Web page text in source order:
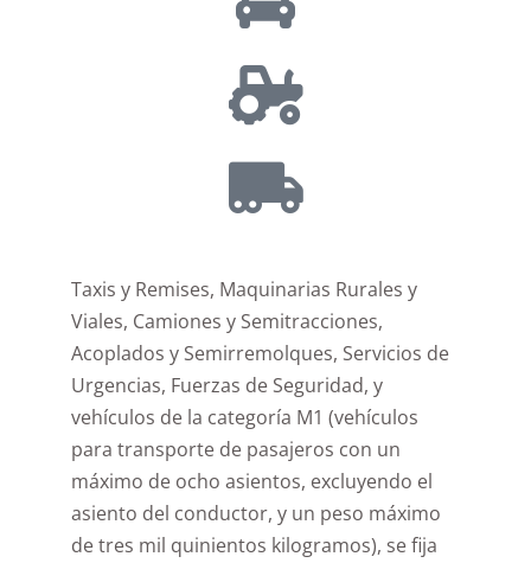
Taxis y Remises, Maquinarias Rurales y
Viales, Camiones y Semitracciones,
Acoplados y Semirremolques, Servicios de
Urgencias, Fuerzas de Seguridad, y
vehículos de la categoría M1 (vehículos
para transporte de pasajeros con un
máximo de ocho asientos, excluyendo el
asiento del conductor, y un peso máximo
de tres mil quinientos kilogramos), se fija